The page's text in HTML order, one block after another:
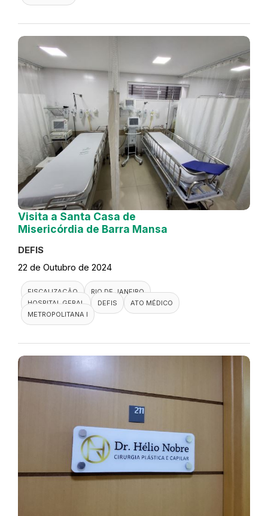
Visita a Santa Casa de
Misericórdia de Barra Mansa
DEFIS
22 de Outubro de 2024
FISCALIZAÇÃO
RIO DE JANEIRO
HOSPITAL GERAL
DEFIS
ATO MÉDICO
METROPOLITANA I